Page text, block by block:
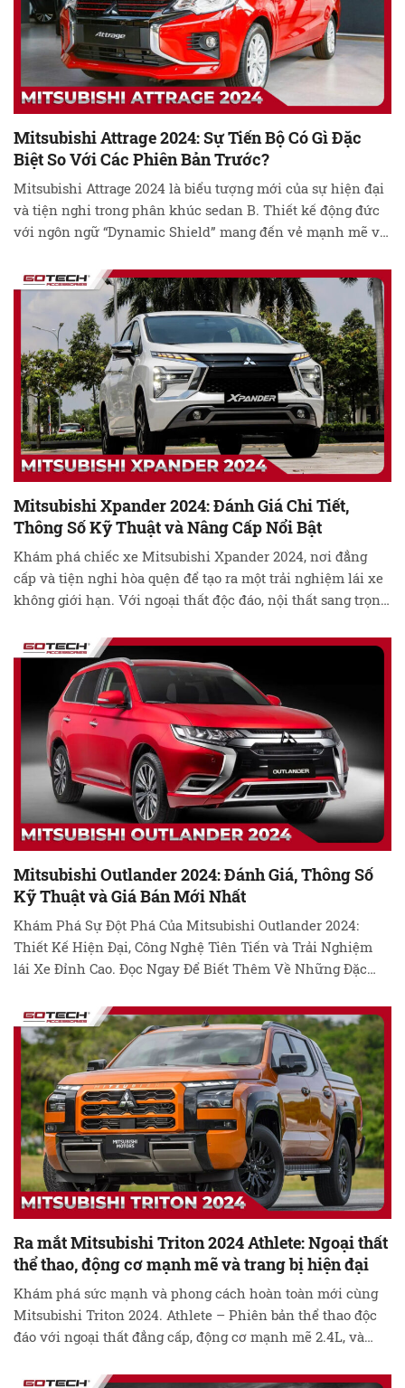
Mitsubishi Attrage 2024: Sự Tiến Bộ Có Gì Đặc
Biệt So Với Các Phiên Bản Trước?
Mitsubishi Attrage 2024 là biểu tượng mới của sự hiện đại
và tiện nghi trong phân khúc sedan B. Thiết kế động đức
với ngôn ngữ “Dynamic Shield” mang đến vẻ mạnh mẽ và
tạo hình chữ X và bộ mâm hợp …Đọc tiếp
Mitsubishi Xpander 2024: Đánh Giá Chi Tiết,
Thông Số Kỹ Thuật và Nâng Cấp Nổi Bật
Khám phá chiếc xe Mitsubishi Xpander 2024, nơi đẳng
cấp và tiện nghi hòa quện để tạo ra một trải nghiệm lái xe
không giới hạn. Với ngoại thất độc đáo, nội thất sang trọng
cho những người yêu thích xe hơi. Khám …Đọc tiếp
Mitsubishi Outlander 2024: Đánh Giá, Thông Số
Kỹ Thuật và Giá Bán Mới Nhất
Khám Phá Sự Đột Phá Của Mitsubishi Outlander 2024:
Thiết Kế Hiện Đại, Công Nghệ Tiên Tiến và Trải Nghiệm
lái Xe Đỉnh Cao. Đọc Ngay Để Biết Thêm Về Những Đặc
Của Mẫu Xe Được Mong Đợi Này! Khám Phá Mitsubishi
Outlander …Đọc tiếp
Ra mắt Mitsubishi Triton 2024 Athlete: Ngoại thất
thể thao, động cơ mạnh mẽ và trang bị hiện đại
Khám phá sức mạnh và phong cách hoàn toàn mới cùng
Mitsubishi Triton 2024. Athlete – Phiên bản thể thao độc
đáo với ngoại thất đẳng cấp, động cơ mạnh mẽ 2.4L, và
xe này, mang đến trải nghiệm lái xe hoàn …Đọc tiếp